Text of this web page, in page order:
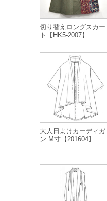
切り替えロングスカー
ト【HK5-2007】
大人日よけカーディガ
ン M寸【201604】